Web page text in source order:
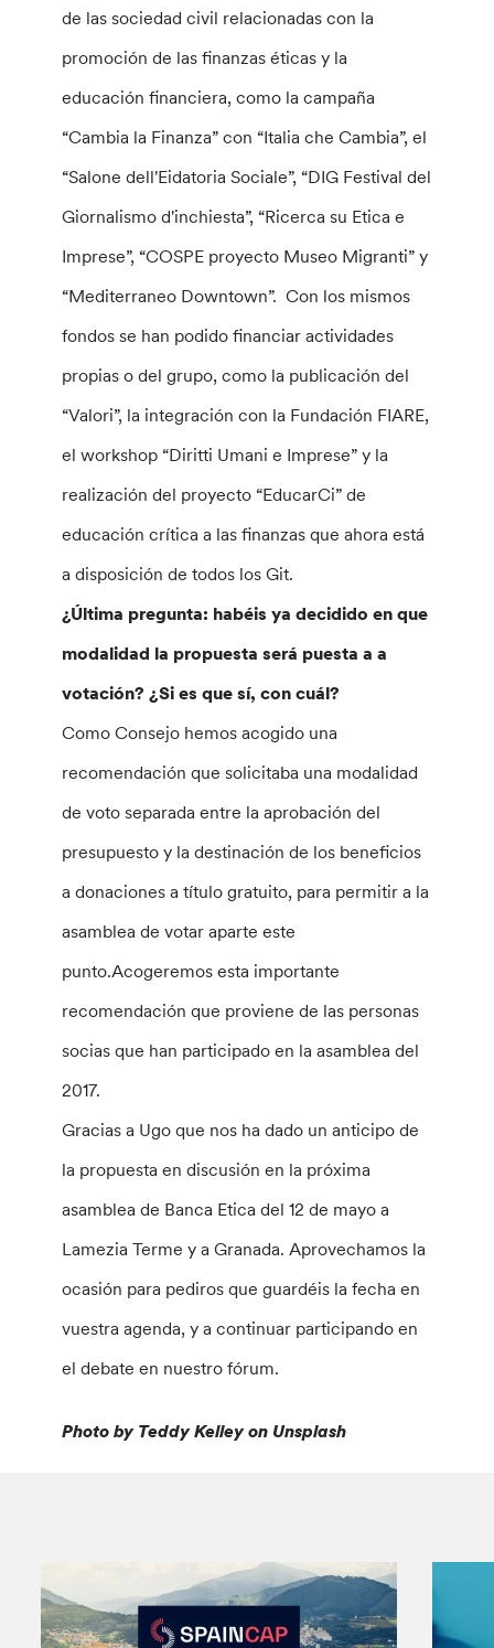
de las sociedad civil relacionadas con la
promoción de las finanzas éticas y la
educación financiera, como la campaña
“Cambia la Finanza” con “Italia che Cambia”, el
“Salone dell'Eidatoria Sociale”, “DIG Festival del
Giornalismo d'inchiesta”, “Ricerca su Etica e
Imprese”, “COSPE proyecto Museo Migranti” y
“Mediterraneo Downtown”. Con los mismos
fondos se han podido financiar actividades
propias o del grupo, como la publicación del
“Valori”, la integración con la Fundación FIARE,
el workshop “Diritti Umani e Imprese” y la
realización del proyecto “EducarCi” de
educación crítica a las finanzas que ahora está
a disposición de todos los Git.
¿Última pregunta: habéis ya decidido en que
modalidad la propuesta será puesta a a
votación? ¿Si es que sí, con cuál?
Como Consejo hemos acogido una
recomendación que solicitaba una modalidad
de voto separada entre la aprobación del
presupuesto y la destinación de los beneficios
a donaciones a título gratuito, para permitir a la
asamblea de votar aparte este
punto.Acogeremos esta importante
recomendación que proviene de las personas
socias que han participado en la asamblea del
2017.
Gracias a Ugo que nos ha dado un anticipo de
la propuesta en discusión en la próxima
asamblea de Banca Etica del 12 de mayo a
Lamezia Terme y a Granada. Aprovechamos la
ocasión para pediros que guardéis la fecha en
vuestra agenda, y a continuar participando en
el debate en nuestro fórum.
Photo by Teddy Kelley on Unsplash